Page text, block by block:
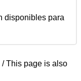
disponibles para
This page is also